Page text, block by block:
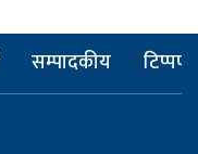
सम्पादकीय टिप्पणी